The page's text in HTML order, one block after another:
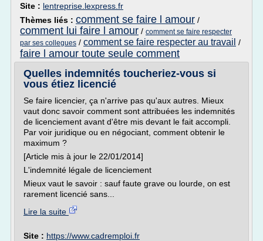
Site : lentreprise.lexpress.fr
Thèmes liés : comment se faire l amour /
comment lui faire l amour / comment se faire respecter
par ses collegues / comment se faire respecter au travail /
faire l amour toute seule comment
Quelles indemnités toucheriez-vous si
vous étiez licencié
Se faire licencier, ça n'arrive pas qu'aux autres. Mieux
vaut donc savoir comment sont attribuées les indemnités
de licenciement avant d'être mis devant le fait accompli.
Par voir juridique ou en négociant, comment obtenir le
maximum ?
[Article mis à jour le 22/01/2014]
L'indemnité légale de licenciement
Mieux vaut le savoir : sauf faute grave ou lourde, on est
rarement licencié sans...
Lire la suite
Site : https://www.cadremploi.fr